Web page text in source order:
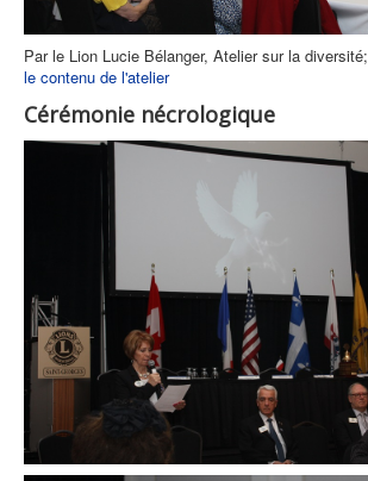
Par le Lion Lucie Bélanger, Atelier sur la diversité;
le contenu de l'atelier
Cérémonie nécrologique